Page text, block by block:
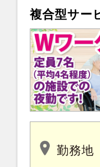
複合型サー
勤務地